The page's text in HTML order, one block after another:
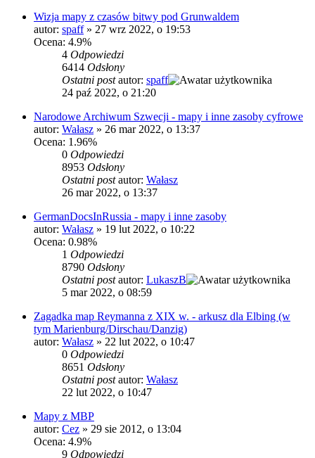
Wizja mapy z czasów bitwy pod Grunwaldem
autor: spaff» 27 wrz 2022, o 19:53
Ocena: 4.9%
4 Odpowiedzi
6414 Odsłony
Ostatni postautor: spaff
24 paź 2022, o 21:20
Narodowe Archiwum Szwecji - mapy i inne zasoby cyfrowe
autor: Wałasz » 26 mar 2022, o 13:37
Ocena: 1.96%
0 Odpowiedzi
8953 Odsłony
Ostatni postautor: Wałasz
26 mar 2022, o 13:37
GermanDocsInRussia - mapy i inne zasoby
autor: Wałasz » 19 lut 2022, o 10:22
Ocena: 0.98%
1 Odpowiedzi
8790 Odsłony
Ostatni postautor: LukaszB
5 mar 2022, o 08:59
Zagadka map Reymanna z XIX w. - arkusz dla Elbing (w
tym Marienburg/Dirschau/Danzig)
autor: Wałasz » 22 lut 2022, o 10:47
0 Odpowiedzi
8651 Odsłony
Ostatni postautor: Wałasz
22 lut 2022, o 10:47
Mapy z MBP
autor: Cez » 29 sie 2012, o 13:04
Ocena: 4.9%
9 Odpowiedzi